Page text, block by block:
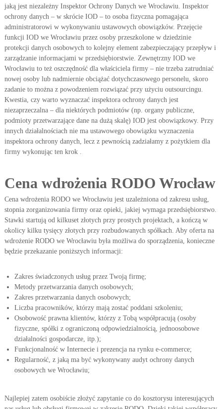
jaką jest niezależny Inspektor Ochrony Danych we Wrocławiu. Inspektor
ochrony danych – w skrócie IOD – to osoba fizyczna pomagająca
administratorowi w wykonywaniu ustawowych obowiązków. Przejęcie
funkcji IOD we Wrocławiu przez osoby przeszkolone w dziedzinie
protekcji danych osobowych to kolejny element zabezpieczający przepływ i
zarządzanie informacjami w przedsiębiorstwie. Zewnętrzny IOD we
Wrocławiu to też oszczędność dla właściciela firmy – nie trzeba zatrudniać
nowej osoby lub nadmiernie obciążać dotychczasowego personelu, skoro
zadanie to można z powodzeniem rozwiązać przy użyciu outsourcingu.
Kwestia, czy warto wyznaczać inspektora ochrony danych jest
niezaprzeczalna – dla niektórych podmiotów (np. organy publiczne,
podmioty przetwarzające dane na dużą skalę) IOD jest obowiązkowy. Przy
innych działalnościach nie ma ustawowego obowiązku wyznaczenia
inspektora ochrony danych, lecz z pewnością zadziałamy z pożytkiem dla
firmy wykonując ten krok .
Cena wdrożenia RODO Wrocław
Cena wdrożenia RODO we Wrocławiu jest uzależniona od zakresu usług,
stopnia zorganizowania firmy oraz opieki, jakiej wymaga przedsiębiorstwo.
Stawki startują od kilkuset złotych przy prostych projektach, a kończą w
okolicy kilku tysięcy złotych przy rozbudowanych spółkach. Aby oferta na
wdrożenie RODO we Wrocławiu była możliwa do sporządzenia, konieczne
będzie przekazanie poniższych informacji:
Zakres świadczonych usług przez Twoją firmę;
Metody przetwarzania danych osobowych;
Zakres przetwarzania danych osobowych;
Liczba pracowników, którzy mają zostać poddani szkoleniu;
Osobowość prawna klientów, którzy z Tobą współpracują (osoby
fizyczne, spółki z ograniczoną odpowiedzialnością, jednoosobowe
działalności gospodarcze, itp.);
Funkcjonalność w Internecie i prezencja na rynku e-commerce;
Regularność, z jaką ma być wykonywany audyt ochrony danych
osobowych we Wrocławiu;
Najlepiej zatem osobiście złożyć zapytanie co do kosztorysu interesujących